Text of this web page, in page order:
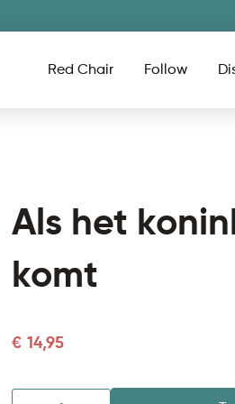
Red Chair Follow
Als het
komt
€ 14,95